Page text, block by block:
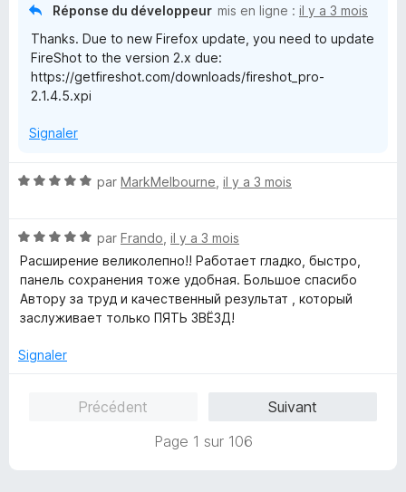
Réponse du développeur mis en ligne : il y a 3 mois
Thanks. Due to new Firefox update, you need to update
FireShot to the version 2.x due:
https://getfireshot.com/downloads/fireshot_pro-
2.1.4.5.xpi
Signaler
N
é
5
s
u
r
par MarkMelbourne il y a 3 mois
N
o
t
é
5
u
par Frando il y a 3 mois
Расширение великолепно!! Работает гладко, быстро,
панель сохранения тоже удобная. Большое спасибо
Автору за труд и качественный результат , который
заслуживает только ПЯТЬ ЗВЁЗД!
Signaler
Précédent
Suivant
Page 1 sur 106